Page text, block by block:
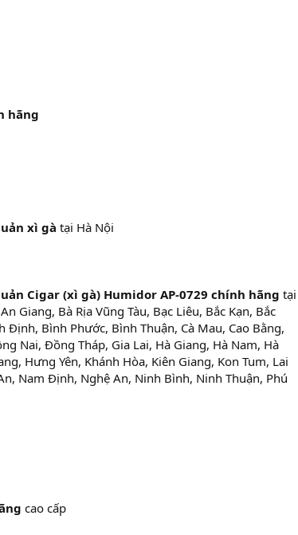
hãng
xì gà tại Hà Nội
Cigar (xì gà) Humidor AP-0729 chính hãng tại
Giang, Bà Rịa Vũng Tàu, Bạc Liêu, Bắc Kạn, Bắc
Định, Bình Phước, Bình Thuận, Cà Mau, Cao Bằng,
Nai, Đồng Tháp, Gia Lai, Hà Giang, Hà Nam, Hà
Hưng Yên, Khánh Hòa, Kiên Giang, Kon Tum, Lai
Nam Định, Nghệ An, Ninh Bình, Ninh Thuận, Phú
cao cấp